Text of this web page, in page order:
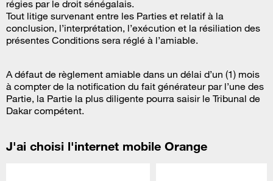
régies par le droit sénégalais.
Tout litige survenant entre les Parties et relatif à la
conclusion, l’interprétation, l’exécution et la résiliation des
présentes Conditions sera réglé à l’amiable.
A défaut de règlement amiable dans un délai d’un (1) mois
à compter de la notification du fait générateur par l’une des
Partie, la Partie la plus diligente pourra saisir le Tribunal de
Dakar compétent.
J'ai choisi l'internet mobile Orange